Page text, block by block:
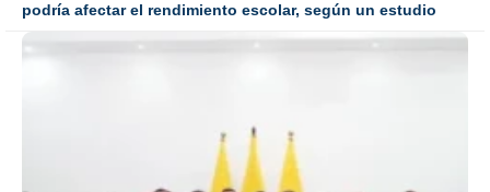
podría afectar el rendimiento escolar, según un estudio